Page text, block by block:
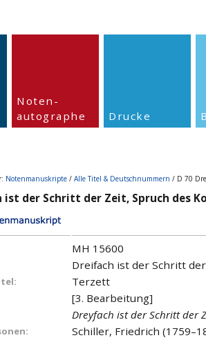
Noten-
autographe
Drucke
Notenmanuskripte / Alle Titel & Deutschnummern / D 70
ist der Schritt der Zeit, Spruch des
MH 15600
Dreifach ist der Schritt
Terzett
[3. Bearbeitung]
Dreyfach ist der Schritt der
Schiller, Friedrich